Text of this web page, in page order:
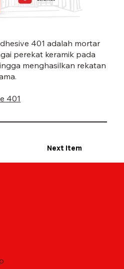
401 adalah mortar
perekat keramik pada
menghasilkan rekatan
401
Next Item